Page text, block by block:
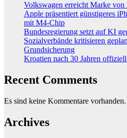
Volkswagen erreicht Marke
Apple präsentiert günstigeres
mit M4-Chip
Bundesregierung setzt auf KI
Sozialverbände kritisieren
Grundsicherung
Kroatien nach 30 Jahren
Recent Comments
Es sind keine Kommentare vorhanden.
Archives